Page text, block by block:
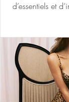
d’essentiels et
soie, donnant
passer d’une
silhouette plus
pantalons,
palette de tons